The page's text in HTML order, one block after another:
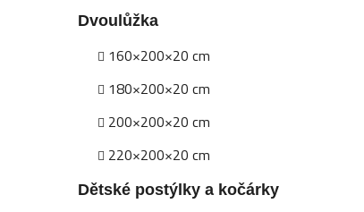
Dvoulůžka
160×200×20 cm
180×200×20 cm
200×200×20 cm
220×200×20 cm
Dětské postýlky a kočárky